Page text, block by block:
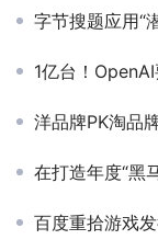
字节搜题应用“
1亿台！
洋品牌PK淘品牌，
在打造年度“黑马
百度重拾游戏